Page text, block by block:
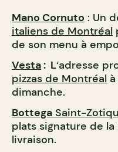
Mano Cornuto : Un
italiens de Montréal
de son menu à
Vesta: L‘adresse
pizzas de Montréal
dimanche.
Bottega Saint-
plats signature de
livraison.